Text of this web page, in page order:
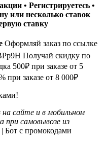
• Регистрируетесь •
или несколько ставок
ставку
Оформляй заказ по ссылке
Получай скидку по
500₽ при заказе от 5
при заказе от 8 000₽
на сайте и в мобильном
при самовывозе из
Бот с промокодами